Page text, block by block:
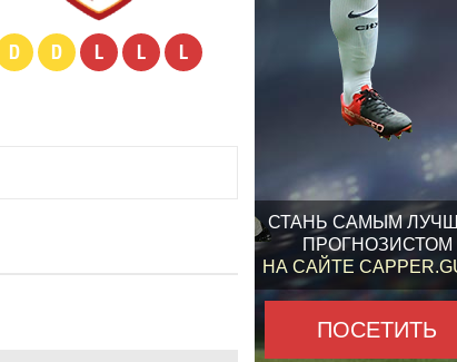
СТАНЬ САМЫМ
ПРОГНОЗИСТОМ
НА САЙТЕ
ПОСЕТИТЬ
D D L L L